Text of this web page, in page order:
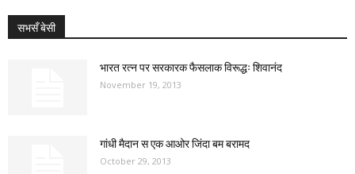
सभसँ बेसी
भारत रत्न पर सरकारक फैसलाक विरूद्धः शिवानंद
November 19, 2013
गांधी मैदान स एक आओर जिंदा बम बरामद
October 29, 2013